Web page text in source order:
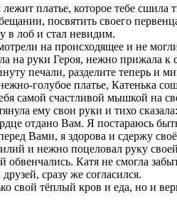
платье, которое тебе
посвятить своего
в лоб и стал невидим.
на происходящее и не
на руки Героя, нежно прижала к
печали, разделите теперь и
голубое платье, Катенька
самой счастливой мышкой на
ему свои руки и тихо сказала:
отдано Вам. Я постараюсь
Вами, я здорова и сдержу
и нежно поцеловал руку
обвенчались. Катя не смогла
сразу же согласился.
свой тёплый кров и еда, но и